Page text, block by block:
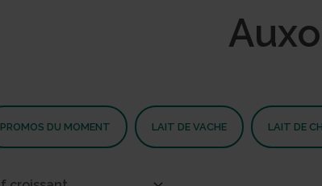
PROMOS DU MOMENT LAIT DE VACHE LAIT DE